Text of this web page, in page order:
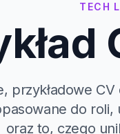
TECH
przykładowe
do roli,
oraz to, czego